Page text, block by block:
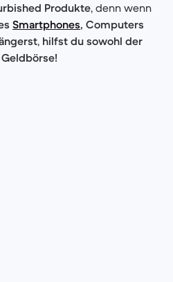
Produkte, denn wenn
Smartphones, Computers
, hilfst du sowohl der